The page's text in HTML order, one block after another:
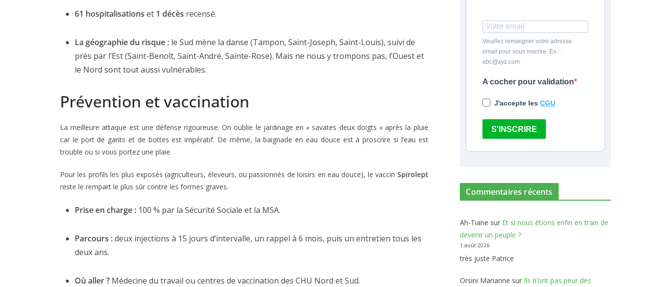
61 hospitalisations et 1 décès recensé.
La géographie du risque : le Sud mène la danse (Tampon, Saint-Joseph, Saint-Louis), suivi de
près par l’Est (Saint-Benoît, Saint-André, Sainte-Rose). Mais ne nous y trompons pas, l’Ouest et
le Nord sont tout aussi vulnérables.
Prévention et vaccination
La meilleure attaque est une défense rigoureuse. On oublie le jardinage en « savates deux doigts » après la pluie
car le port de gants et de bottes est impératif. De même, la baignade en eau douce est à proscrire si l’eau est
trouble ou si vous portez une plaie.
Pour les profils les plus exposés (agriculteurs, éleveurs, ou passionnés de loisirs en eau douce), le vaccin Spirolept
reste le rempart le plus sûr contre les formes graves.
Prise en charge : 100 % par la Sécurité Sociale et la MSA.
Parcours :deux injections à 15 jours d’intervalle, un rappel à 6 mois, puis un entretien tous les
deux ans.
Où aller ? Médecine du travail ou centres de vaccination des CHU Nord et Sud.
Veuillez renseigner votre adresse
email pour vous inscrire. Ex. :
abc@xyz.com
A cocher pour validation
J'accepte lesCGU
S'INSCRIRE
Commentaires récents
Ah-Tiane sur Et si nous étions enfin en train de
devenir un peuple ?
1 août 2026
très juste Patrice
Orsini Marianne sur Ils n’ont pas peur des